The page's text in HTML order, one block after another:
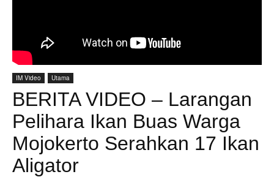
IM Video Utama
BERITA VIDEO – Larangan
Pelihara Ikan Buas Warga
Mojokerto Serahkan 17 Ikan
Aligator